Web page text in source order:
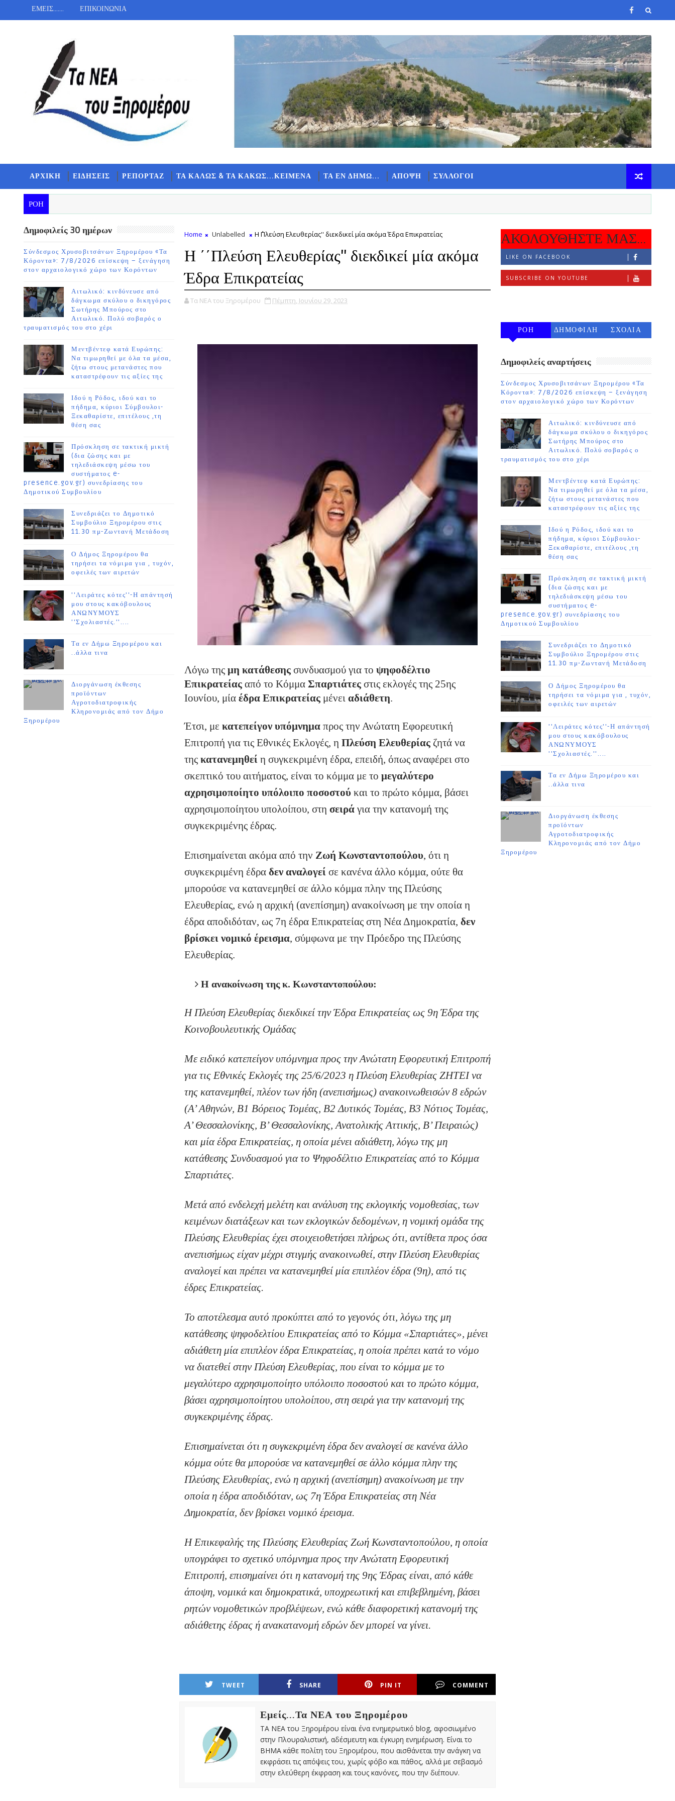
ΕΜΕΙΣ....... ΕΠΙΚΟΙΝΩΝΙΑ
ΑΡΧΙΚΗ ΕΙΔΗΣΕΙΣ ΡΕΠΟΡΤΑΖ ΤΑ ΚΑΛΩΣ & ΤΑ ΚΑΚΩΣ...ΚΕΙΜΕΝΑ ΤΑ ΕΝ ΔΗΜΩ... ΑΠΟΨΗ ΣΥΛΛΟΓΟΙ
ΡΟΗ
Δημοφιλείς 30 ημέρων
Σύνδεσμος Χρυσοβιτσάνων Ξηρομέρου «Τα
Κόροντα»: 7/8/2026 επίσκεψη – ξενάγηση
στον αρχαιολογικό χώρο των Κορόντων
Αιτωλικό: κινδύνευσε από
δάγκωμα σκύλου ο δικηγόρος
Σωτήρης Μπούρος στο
Αιτωλικό. Πολύ σοβαρός ο
τραυματισμός του στο χέρι
Μεντβέντεφ κατά Ευρώπης:
Να τιμωρηθεί με όλα τα μέσα,
ζήτω στους μετανάστες που
καταστρέφουν τις αξίες της
Ιδού η Ρόδος, ιδού και το
πήδημα, κύριοι Σύμβουλοι-
Ξεκαθαρίστε, επιτέλους ,τη
θέση σας
Πρόσκληση σε τακτική μικτή
(δια ζώσης και με
τηλεδιάσκεψη μέσω του
συστήματος e-
presence.gov.gr) συνεδρίασης του
Δημοτικού Συμβουλίου
Συνεδριάζει το Δημοτικό
Συμβούλιο Ξηρομέρου στις
11.30 πμ-Ζωντανή Μετάδοση
Ο Δήμος Ξηρομέρου θα
τηρήσει τα νόμιμα για , τυχόν,
οφειλές των αιρετών
''Λειράτες κότες''-Η απάντησή
μου στους κακόβουλους
ΑΝΩΝΥΜΟΥΣ
''Σχολιαστές.''....
Τα εν Δήμω Ξηρομέρου και
..άλλα τινα
Διοργάνωση έκθεσης
προϊόντων
Αγροτοδιατροφικής
Κληρονομιάς από τον Δήμο
Ξηρομέρου
Home Unlabelled Η ΄΄Πλεύση Ελευθερίας'' διεκδικεί μία ακόμα Έδρα Επικρατείας
Η ΄΄Πλεύση Ελευθερίας'' διεκδικεί μία ακόμα
Έδρα Επικρατείας
Τα ΝΕΑ του Ξηρομέρου Πέμπτη, Ιουνίου 29, 2023
Λόγω της μη κατάθεσης συνδυασμού για το ψηφοδέλτιο
Επικρατείας από το Κόμμα Σπαρτιάτες στις εκλογές της 25ης
Ιουνίου, μία έδρα Επικρατείας μένει αδιάθετη.
Έτσι, με κατεπείγον υπόμνημα προς την Ανώτατη Εφορευτική
Επιτροπή για τις Εθνικές Εκλογές, η Πλεύση Ελευθερίας ζητά να
της κατανεμηθεί η συγκεκριμένη έδρα, επειδή, όπως αναφέρει στο
σκεπτικό του αιτήματος, είναι το κόμμα με το μεγαλύτερο
αχρησιμοποίητο υπόλοιπο ποσοστού και το πρώτο κόμμα, βάσει
αχρησιμοποίητου υπολοίπου, στη σειρά για την κατανομή της
συγκεκριμένης έδρας.
Επισημαίνεται ακόμα από την Ζωή Κωνσταντοπούλου, ότι η
συγκεκριμένη έδρα δεν αναλογεί σε κανένα άλλο κόμμα, ούτε θα
μπορούσε να κατανεμηθεί σε άλλο κόμμα πλην της Πλεύσης
Ελευθερίας, ενώ η αρχική (ανεπίσημη) ανακοίνωση με την οποία η
έδρα αποδιδόταν, ως 7η έδρα Επικρατείας στη Νέα Δημοκρατία, δεν
βρίσκει νομικό έρεισμα, σύμφωνα με την Πρόεδρο της Πλεύσης
Ελευθερίας.
Η ανακοίνωση της κ. Κωνσταντοπούλου:
Η Πλεύση Ελευθερίας διεκδικεί την Έδρα Επικρατείας ως 9η Έδρα της
Κοινοβουλευτικής Ομάδας
Με ειδικό κατεπείγον υπόμνημα προς την Ανώτατη Εφορευτική Επιτροπή
για τις Εθνικές Εκλογές της 25/6/2023 η Πλεύση Ελευθερίας ΖΗΤΕΙ να
της κατανεμηθεί, πλέον των ήδη (ανεπισήμως) ανακοινωθεισών 8 εδρών
(Α’ Αθηνών, Β1 Βόρειος Τομέας, Β2 Δυτικός Τομέας, Β3 Νότιος Τομέας,
Α’ Θεσσαλονίκης, Β’ Θεσσαλονίκης, Ανατολικής Αττικής, Β’ Πειραιώς)
και μία έδρα Επικρατείας, η οποία μένει αδιάθετη, λόγω της μη
κατάθεσης Συνδυασμού για το Ψηφοδέλτιο Επικρατείας από το Κόμμα
Σπαρτιάτες.
Μετά από ενδελεχή μελέτη και ανάλυση της εκλογικής νομοθεσίας, των
κειμένων διατάξεων και των εκλογικών δεδομένων, η νομική ομάδα της
Πλεύσης Ελευθερίας έχει στοιχειοθετήσει πλήρως ότι, αντίθετα προς όσα
ανεπισήμως είχαν μέχρι στιγμής ανακοινωθεί, στην Πλεύση Ελευθερίας
αναλογεί και πρέπει να κατανεμηθεί μία επιπλέον έδρα (9η), από τις
έδρες Επικρατείας.
Το αποτέλεσμα αυτό προκύπτει από το γεγονός ότι, λόγω της μη
κατάθεσης ψηφοδελτίου Επικρατείας από το Κόμμα «Σπαρτιάτες», μένει
αδιάθετη μία επιπλέον έδρα Επικρατείας, η οποία πρέπει κατά το νόμο
να διατεθεί στην Πλεύση Ελευθερίας, που είναι το κόμμα με το
μεγαλύτερο αχρησιμοποίητο υπόλοιπο ποσοστού και το πρώτο κόμμα,
βάσει αχρησιμοποίητου υπολοίπου, στη σειρά για την κατανομή της
συγκεκριμένης έδρας.
Επισημαίνεται ότι η συγκεκριμένη έδρα δεν αναλογεί σε κανένα άλλο
κόμμα ούτε θα μπορούσε να κατανεμηθεί σε άλλο κόμμα πλην της
Πλεύσης Ελευθερίας, ενώ η αρχική (ανεπίσημη) ανακοίνωση με την
οποία η έδρα αποδιδόταν, ως 7η Έδρα Επικρατείας στη Νέα
Δημοκρατία, δεν βρίσκει νομικό έρεισμα.
Η Επικεφαλής της Πλεύσης Ελευθερίας Ζωή Κωνσταντοπούλου, η οποία
υπογράφει το σχετικό υπόμνημα προς την Ανώτατη Εφορευτική
Επιτροπή, επισημαίνει ότι η κατανομή της 9ης Έδρας είναι, από κάθε
άποψη, νομικά και δημοκρατικά, υποχρεωτική και επιβεβλημένη, βάσει
ρητών νομοθετικών προβλέψεων, ενώ κάθε διαφορετική κατανομή της
αδιάθετης έδρας ή ανακατανομή εδρών δεν μπορεί να γίνει.
TWEET SHARE PIN IT COMMENT
Εμείς...Τα ΝΕΑ του Ξηρομέρου
ΤΑ ΝΕΑ του Ξηρομέρου είναι ένα ενημερωτικό blog, αφοσιωμένο
στην Πλουραλιστική, αδέσμευτη και έγκυρη ενημέρωση. Είναι το
ΒΗΜΑ κάθε πολίτη του Ξηρομέρου, που αισθάνεται την ανάγκη να
εκφράσει τις απόψεις του, χωρίς φόβο και πάθος, αλλά με σεβασμό
στην ελεύθερη έκφραση και τους κανόνες, που την διέπουν.
ΑΚΟΛΟΥΘΗΣΤΕ ΜΑΣ...
LIKE ON FACEBOOK
SUBSCRIBE ON YOUTUBE
ΡΟΗ
ΔΗΜΟΦΙΛΗ
ΣΧΟΛΙΑ
Δημοφιλείς αναρτήσεις
Σύνδεσμος Χρυσοβιτσάνων Ξηρομέρου «Τα
Κόροντα»: 7/8/2026 επίσκεψη – ξενάγηση
στον αρχαιολογικό χώρο των Κορόντων
Αιτωλικό: κινδύνευσε από
δάγκωμα σκύλου ο δικηγόρος
Σωτήρης Μπούρος στο
Αιτωλικό. Πολύ σοβαρός ο
τραυματισμός του στο χέρι
Μεντβέντεφ κατά Ευρώπης:
Να τιμωρηθεί με όλα τα μέσα,
ζήτω στους μετανάστες που
καταστρέφουν τις αξίες της
Ιδού η Ρόδος, ιδού και το
πήδημα, κύριοι Σύμβουλοι-
Ξεκαθαρίστε, επιτέλους ,τη
θέση σας
Πρόσκληση σε τακτική μικτή
(δια ζώσης και με
τηλεδιάσκεψη μέσω του
συστήματος e-
presence.gov.gr) συνεδρίασης του
Δημοτικού Συμβουλίου
Συνεδριάζει το Δημοτικό
Συμβούλιο Ξηρομέρου στις
11.30 πμ-Ζωντανή Μετάδοση
Ο Δήμος Ξηρομέρου θα
τηρήσει τα νόμιμα για , τυχόν,
οφειλές των αιρετών
''Λειράτες κότες''-Η απάντησή
μου στους κακόβουλους
ΑΝΩΝΥΜΟΥΣ
''Σχολιαστές.''....
Τα εν Δήμω Ξηρομέρου και
..άλλα τινα
Διοργάνωση έκθεσης
προϊόντων
Αγροτοδιατροφικής
Κληρονομιάς από τον Δήμο
Ξηρομέρου